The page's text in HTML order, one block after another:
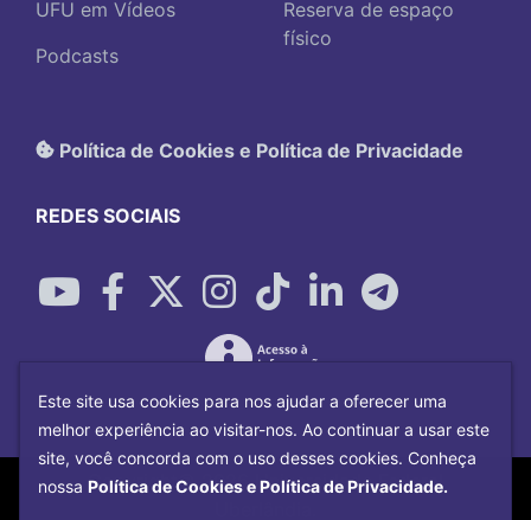
UFU em Vídeos
Podcasts
Reserva de espaço
físico
Política de Cookies e Política de Privacidade
REDES SOCIAIS
Copyright©2026Universidade Federal
Este site usa cookies para nos ajudar a oferecer uma
melhor experiência ao visitar-nos. Ao continuar a usar este
site, você concorda com o uso desses cookies. Conheça
nossa Política de Cookies e Política de Privacidade.